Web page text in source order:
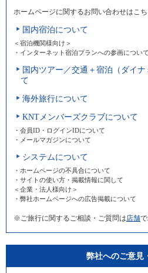
ホームページに関するお問い合わせはこち
国内宿泊について
＜宿泊機関様向け＞
・インターネット宿泊プランへの参画について
国内ツアー／交通＋宿泊（ダイ
て
海外旅行について
KNTメンバーズクラブについて
・会員ID・ログインIDについて
・メールマガジンについて
システムについて
・ホームページの不具合について
・サイトの使い方・掲載情報に関して
＜企業・法人様向け＞
・弊社ホームページへの広告掲載について
※ご旅行に関するご相談・ご質問は 店舗で
弊社へのご意見